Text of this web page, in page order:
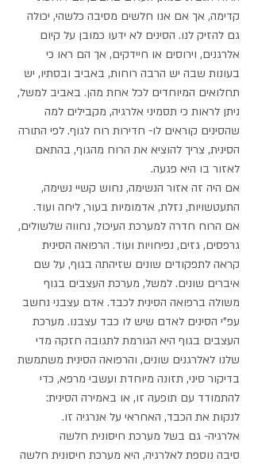
קדימה, אך אם אנו חלשים מסיבה כלשהי, יכולה
גם להזיק לנו. הסינים לא ידעו כמובן על קיום
אלרגנים, וירוסים או חיידקים, אך הם ראו כי
בעונות שבה יש הרבה רוחות, באביב ובסתיו, יש
תחלואים המיוחדים לכל אחת מהן. באביב למשל,
ניתן לראות כי תסמיני אלרגיה, מקבילים למה
שהסינים קוראים לו- חדירות רוח לגוף. לפי התורה
הסינית, צריך להוציא את הרוח מהגוף, בהתאם
לאזור בו היא פגעה.
אם היה זה אזור הנשימה, נחוש קשיי נשימה,
התעטשויות, נזלת, אדמומיות בעור, ליחה ועוד.
אם הרוח חדרה למערכת העיכול, נחווה שלשולים,
גרפסים, גזים, נפיחויות ועוד. הרפואה הסינית
קראה לתפקודים שונים שזיהתה בגוף, על שם
איברים שונים. למשל, מערכת העצבים בגוף
משולה ברפואה הסינית לכבד. אדם עצבני נחשב
עפ"י הסינים לאדם שיש לו כבד עצבנו. מערכת
העצבים בגוף היא הגורמת לתגובה חזקה מדי
שלנו לאלרגנים שונים, והרפואה הסינית משתמשת
בדיקור סיני, תזונה מיוחדת ועשבי מרפא, כדי
להתמודד עם תופעה זו, או באמירה הסינית:
לנקות את הכבד, האחראי על אנרגיה זו.
אלרגיה- גם בשל מערכת חיסונית חלשה
סיבה נוספת לאלרגיה, היא מערכת חיסונית חלשה